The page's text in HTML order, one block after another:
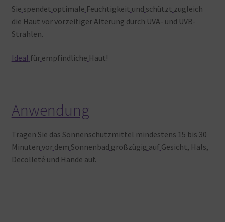
Sie spendet optimale Feuchtigkeit und schützt zugleich
die Haut vorvorzeitiger Alterung durch UVA- und UVB-
Strahlen.
Ideal für empfindliche Haut!
Anwendung
Tragen Sie das Sonnenschutzmittel mindestens 15 bis 30
Minuten vor dem Sonnenbad großzügig auf Gesicht, Hals,
Decolleté und Hände auf.